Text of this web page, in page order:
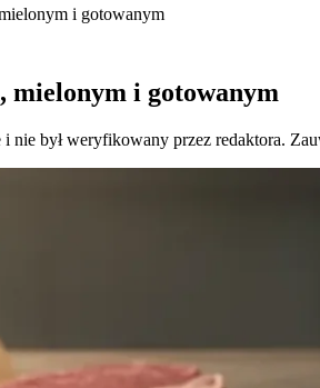
i gotowanym
mielonym i gotowanym
nie był weryfikowany przez redaktora.